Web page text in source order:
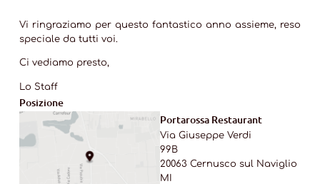
Vi ringraziamo per questo fantastico anno assieme, reso
speciale da tutti voi.
Ci vediamo presto,
Lo Staff
Posizione
Portarossa Restaurant
Via Giuseppe Verdi
99B
20063 Cernusco sul Naviglio
MI